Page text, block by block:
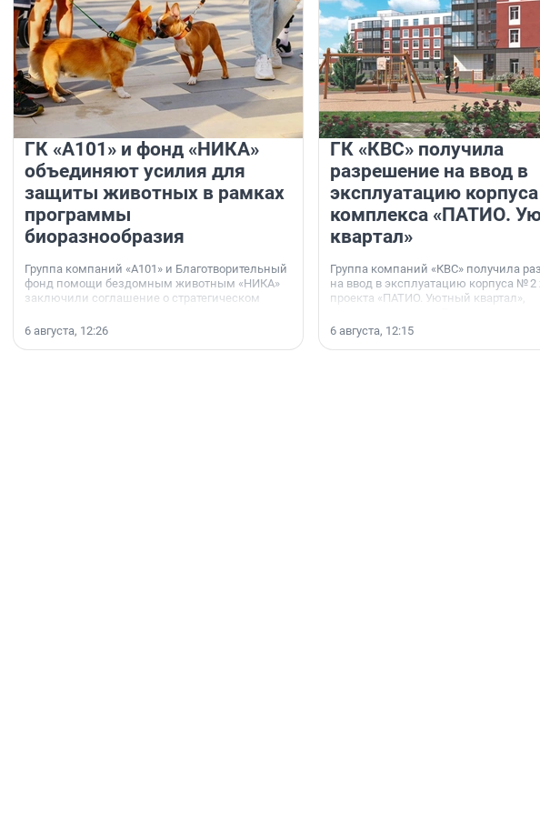
ГК «А101» и фонд «НИКА»
объединяют усилия для
защиты животных в рамках
программы
биоразнообразия
Группа компаний «А101» и Благотворительный
фонд помощи бездомным животным «НИКА»
заключили соглашение о стратегическом
6 августа, 12:26
ГК «КВС» получила
разрешение на ввод в
эксплуатацию
комплекса «ПАТИО.
квартал»
Группа компаний «КВС» получила
на ввод в эксплуатацию корпуса № 2
проекта «ПАТИО. Уютный квартал»,
Ленинградской области.
6 августа, 12:15